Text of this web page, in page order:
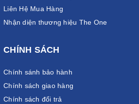
Liên Hệ Mua Hàng
Nhận diện thương hiệu The One
CHÍNH SÁCH
Chính sánh bảo hành
Chính sách giao hàng
Chính sách đổi trả